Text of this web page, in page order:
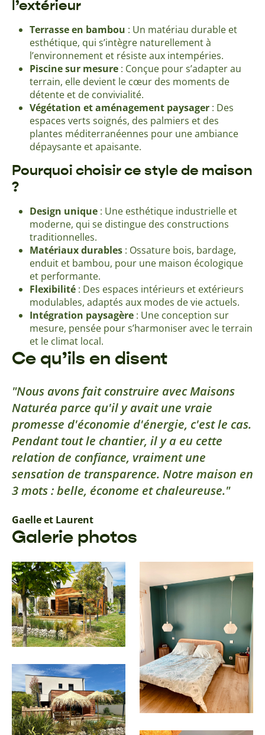
l’extérieur
Terrasse en bambou : Un matériau durable et
esthétique, qui s’intègre naturellement à
l’environnement et résiste aux intempéries.
Piscine sur mesure : Conçue pour s’adapter au
terrain, elle devient le cœur des moments de
détente et de convivialité.
Végétation et aménagement paysager : Des
espaces verts soignés, des palmiers et des
plantes méditerranéennes pour une ambiance
dépaysante et apaisante.
Pourquoi choisir ce style de maison
?
Design unique : Une esthétique industrielle et
moderne, qui se distingue des constructions
traditionnelles.
Matériaux durables : Ossature bois, bardage,
enduit et bambou, pour une maison écologique
et performante.
Flexibilité : Des espaces intérieurs et extérieurs
modulables, adaptés aux modes de vie actuels.
Intégration paysagère : Une conception sur
mesure, pensée pour s’harmoniser avec le terrain
et le climat local.
Ce qu’ils en disent
Nous avons fait construire avec Maisons
Naturéa parce qu'il y avait une vraie
promesse d'économie d'énergie, c'est le cas.
Pendant tout le chantier, il y a eu cette
relation de confiance, vraiment une
sensation de transparence. Notre maison en
3 mots : belle, économe et chaleureuse.
Gaelle et Laurent
Galerie photos